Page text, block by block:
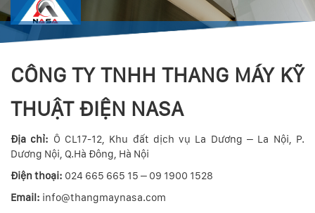
CÔNG TY TNHH THANG MÁY KỸ
THUẬT ĐIỆN NASA
Địa chỉ: Ô CL17-12, Khu đất dịch vụ La Dương – La Nội, P.
Dương Nội, Q.Hà Đông, Hà Nội
Điện thoại: 024 665 665 15 – 09 1900 1528
Email: info@thangmaynasa.com